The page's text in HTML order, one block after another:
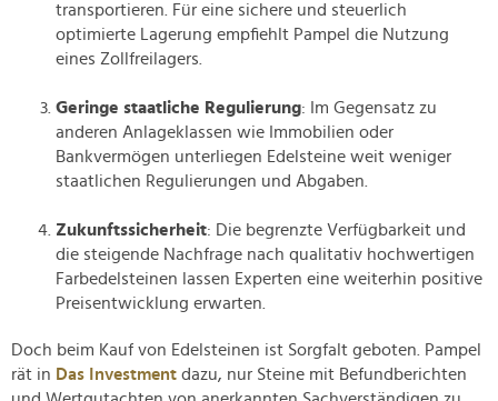
transportieren. Für eine sichere und steuerlich
optimierte Lagerung empfiehlt Pampel die Nutzung
eines Zollfreilagers.
Geringe staatliche Regulierung: Im Gegensatz zu
anderen Anlageklassen wie Immobilien oder
Bankvermögen unterliegen Edelsteine weit weniger
staatlichen Regulierungen und Abgaben.
Zukunftssicherheit: Die begrenzte Verfügbarkeit und
die steigende Nachfrage nach qualitativ hochwertigen
Farbedelsteinen lassen Experten eine weiterhin positive
Preisentwicklung erwarten.
Doch beim Kauf von Edelsteinen ist Sorgfalt geboten. Pampel
rät in Das Investment dazu, nur Steine mit Befundberichten